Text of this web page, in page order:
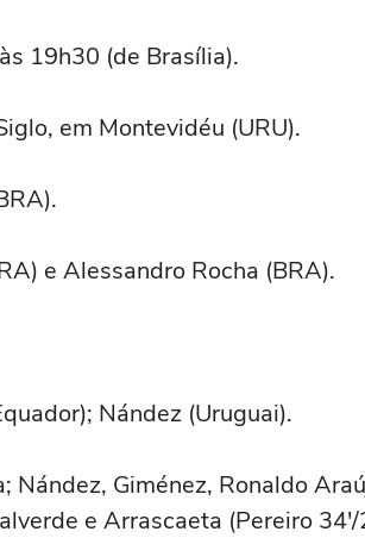
19h30 (de Brasília).
em Montevidéu (URU).
e Alessandro Rocha (BRA).
Nández (Uruguai).
Nández, Giménez, Ronaldo
e Arrascaeta (Pereiro